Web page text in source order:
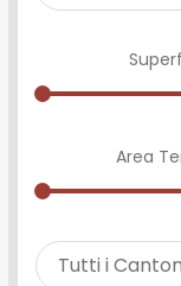
Area